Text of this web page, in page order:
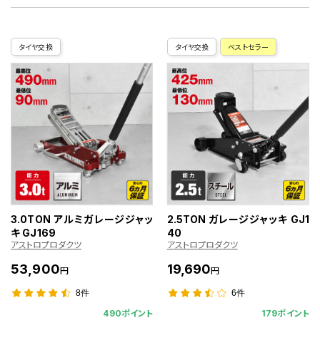
タイヤ交換
3.0TON アルミガレージジャッ
キ GJ169
アストロプロダクツ
53,900円
8件
490ポイント
タイヤ交換 ベストセラー
2.5TON ガレージジャッキ GJ1
40
アストロプロダクツ
19,690円
6件
179ポイント